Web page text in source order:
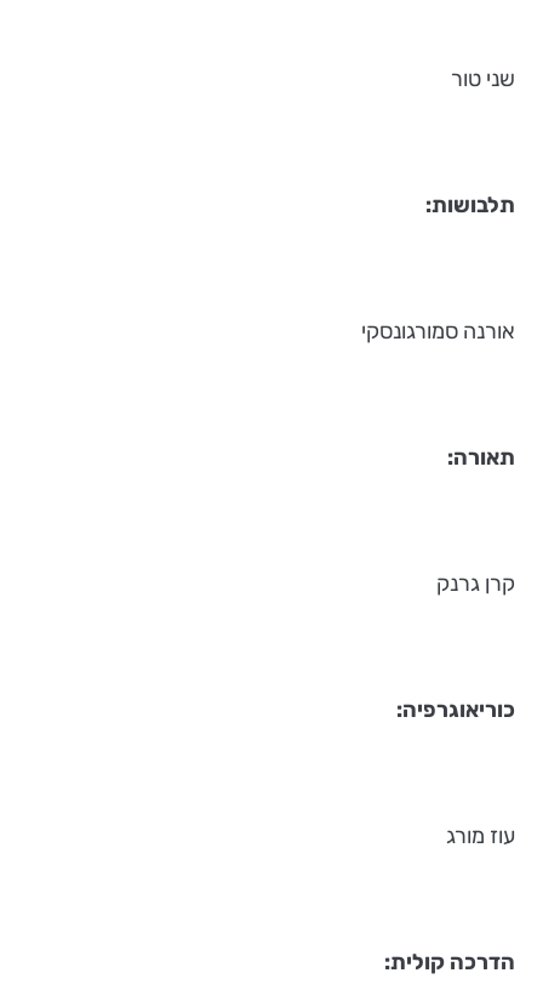
שני טור
תלבושות:
אורנה סמורגונסקי
תאורה:
קרן גרנק
כוריאוגרפיה:
עוז מורג
הדרכה קולית: